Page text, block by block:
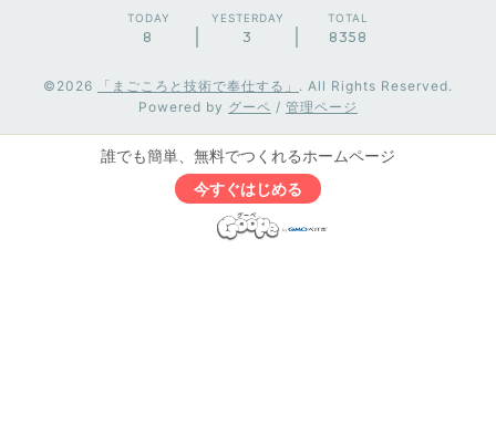
TODAY
8
YESTERDAY
3
TOTAL
8358
©2026 「まごころと技術で奉仕する」 . All Rights Reserved.
Powered by グーペ / 管理ページ
誰でも簡単、無料でつくれるホームページ
今すぐはじめる